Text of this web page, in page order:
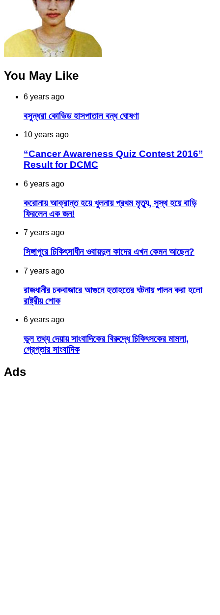
You May Like
6 years ago
বসুন্ধরা কোভিড হাসপাতাল বন্ধ ঘোষণা
10 years ago
“Cancer Awareness Quiz Contest 2016”
Result for DCMC
6 years ago
করোনায় আক্রান্ত হয়ে খুলনায় প্রথম মৃত্যু, সুস্থ হয়ে বাড়ি
ফিরলেন এক জন!
7 years ago
সিঙ্গাপুরে চিকিৎসাধীন ওবায়দুল কাদের এখন কেমন আছেন?
7 years ago
রাজধানীর চকবাজারে আগুনে হতাহতের ঘটনায় পালন করা হলো
রাষ্ট্রীয় শোক
6 years ago
ভুল তথ্য দেয়ায় সাংবাদিকের বিরুদ্ধে চিকিৎসকের মামলা,
গ্রেপ্তার সাংবাদিক
Ads